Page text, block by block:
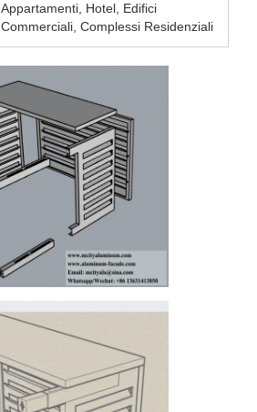
Appartamenti, Hotel, Edifici
Commerciali, Complessi Residenziali